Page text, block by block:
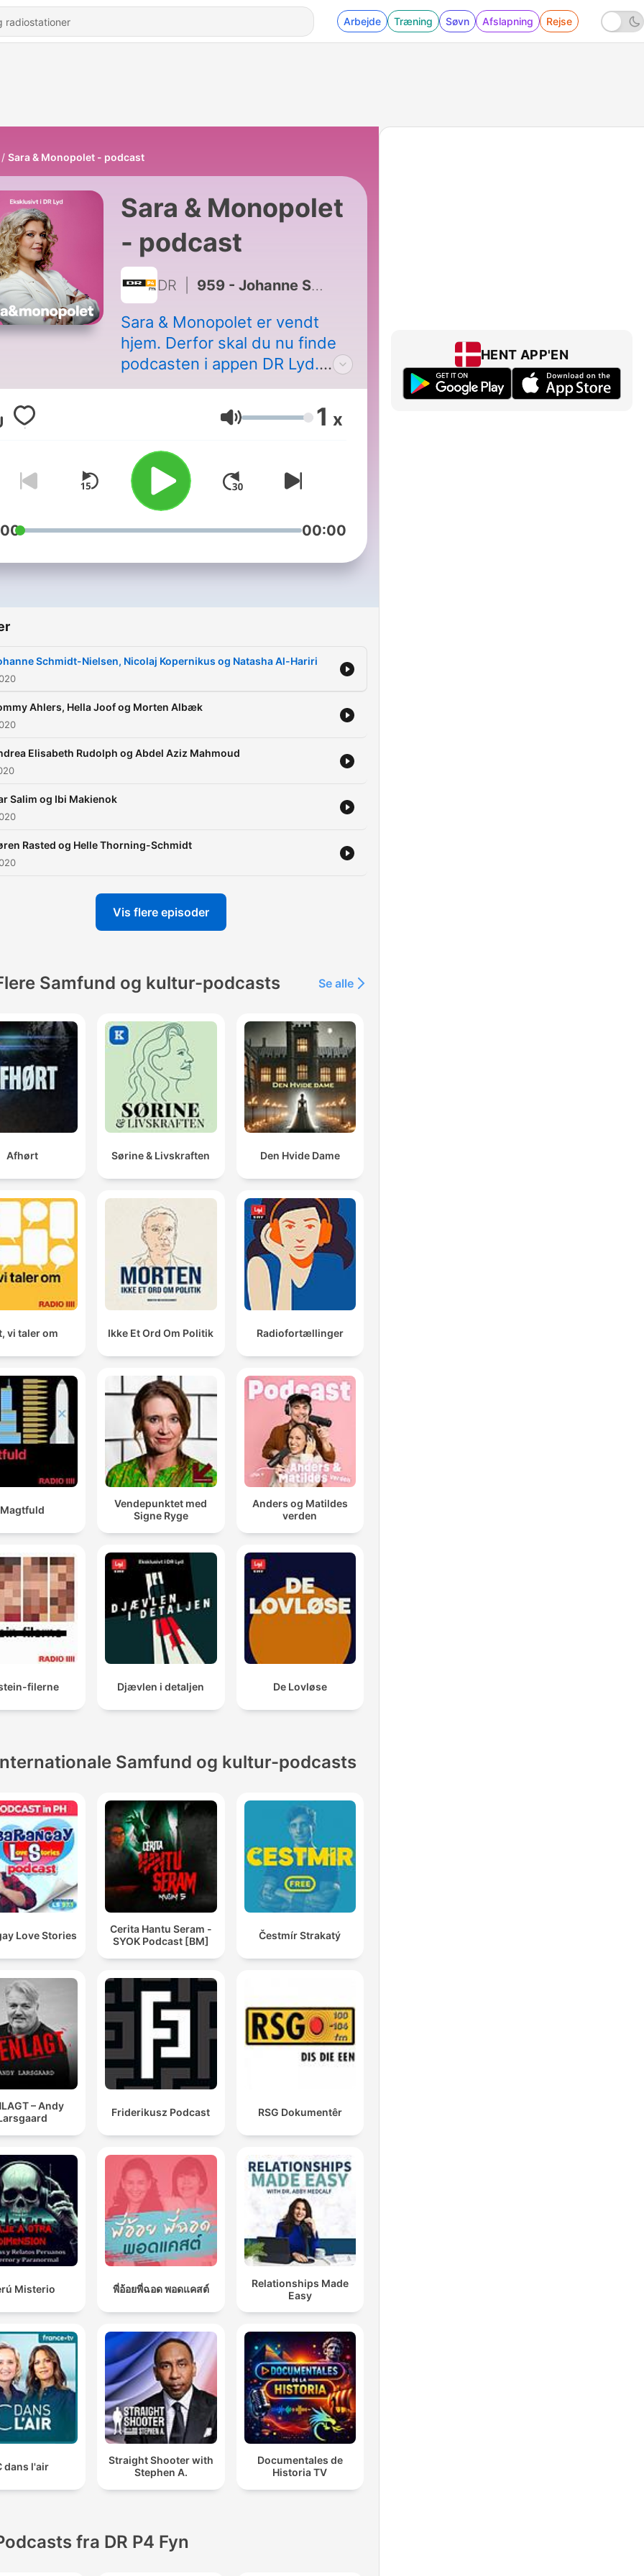
Arbejde Træning Søvn Afslapning Rejse
Sara & Monopolet - podcast
Sara & Monopolet
- podcast
DR 959 - Johanne Schmidt-Nielsen, Nicolaj Kopernikus og Natasha Al-Hariri
Sara & Monopolet er vendt
hjem. Derfor skal du nu finde
podcasten i appen DR Lyd.
Sara Bro og tre store
personligheder hjælper
lytterne med at løse deres
personlige dilemmaer. Send dit
dilemma til monopolet@dr.dk
Lydstyrke 1 x
00:00
Schmidt-Nielsen, Nicolaj Kopernikus og Natasha Al-Hariri
Ahlers, Hella Joof og Morten Albæk
Elisabeth Rudolph og Abdel Aziz Mahmoud
Salim og Ibi Makienok
Rasted og Helle Thorning-Schmidt
Vis flere episoder
Samfund og kultur-podcasts Se alle
Afhørt Sørine & Livskraften Den Hvide Dame
vi taler om Ikke Et Ord Om Politik Radiofortællinger
Magtfuld
Vendepunktet med
Signe Ryge
Anders og Matildes
verden
filerne Djævlen i detaljen De Lovløse
Samfund og kultur-podcasts
Love Stories
Cerita Hantu Seram -
SYOK Podcast [BM]
Čestmír Strakatý
– Andy
Friderikusz Podcast RSG Dokumentêr
Misterio พี่อ้อยพี่ฉอด พอดแคสต์
Relationships Made
Easy
dans l'air
Straight Shooter with
Stephen A.
Documentales de
Historia TV
fra DR P4 Fyn
HENT APP'EN